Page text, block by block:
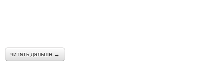
читать дальше →